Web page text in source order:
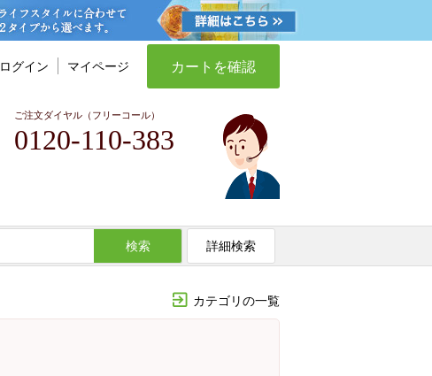
ログイン マイページ カートを確認
ご注文ダイヤル（フリーコール）
0120-110-383
検索 詳細検索
カテゴリの一覧